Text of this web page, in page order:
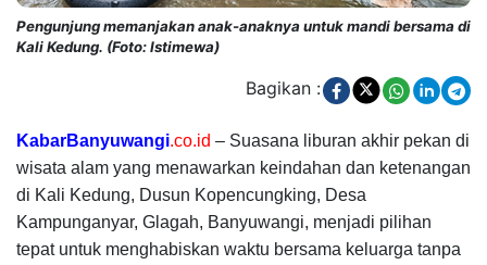
Pengunjung memanjakan anak-anaknya untuk mandi bersama di
Kali Kedung. (Foto: Istimewa)
Bagikan :
KabarBanyuwangi.co.id – Suasana liburan akhir pekan di
wisata alam yang menawarkan keindahan dan ketenangan
di Kali Kedung, Dusun Kopencungking, Desa
Kampunganyar, Glagah, Banyuwangi, menjadi pilihan
tepat untuk menghabiskan waktu bersama keluarga tanpa